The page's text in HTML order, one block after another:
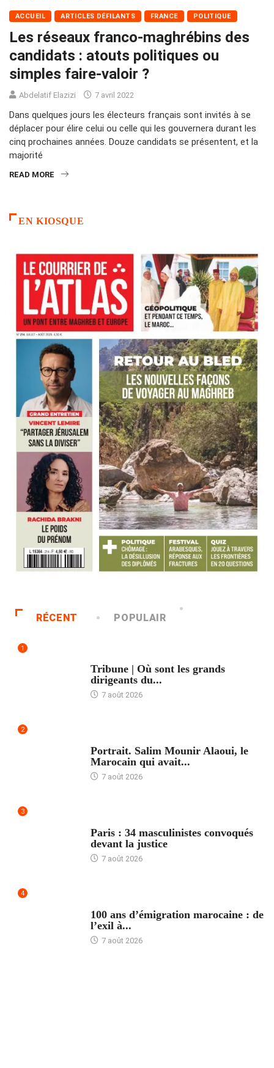
ACCUEIL ARTICLES DÉFILANTS FRANCE POLITIQUE
Les réseaux franco-maghrébins des
candidats : atouts politiques ou
simples faire-valoir ?
Abdelatif Elazizi 7 avril 2022
Dans quelques jours les électeurs français sont invités à se
déplacer pour élire celui ou celle qui les gouvernera durant les
cinq prochaines années. Douze candidats se présentent, et la
majorité
READ MORE
EN KIOSQUE
RÉCENT POPULAIR
1
Tribune | Où sont les grands
dirigeants du...
7 août 2026
2
Portrait. Salim Mounir Alaoui, le
Marocain qui avait...
7 août 2026
3
Paris : 34 masculinistes convoqués
devant la justice
7 août 2026
4
100 ans d’émigration marocaine : de
l’exil à...
7 août 2026